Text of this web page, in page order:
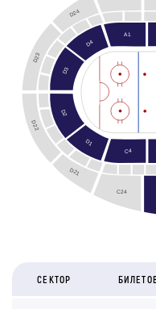
A1
D4
D3
C4
D1
D2
C24
D21
D22
D24
D23
СЕКТОР